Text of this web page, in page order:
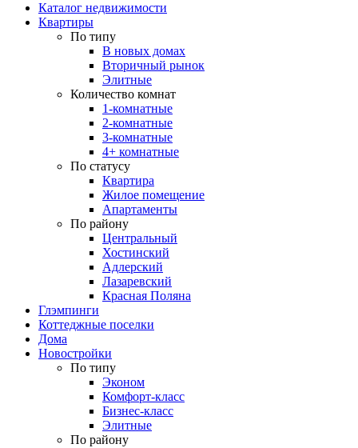
Каталог недвижимости
Квартиры
По типу
В новых домах
Вторичный рынок
Элитные
Количество комнат
1-комнатные
2-комнатные
3-комнатные
4+ комнатные
По статусу
Квартира
Жилое помещение
Апартаменты
По району
Центральный
Хостинский
Адлерский
Лазаревский
Красная Поляна
Глэмпинги
Коттеджные поселки
Дома
Новостройки
По типу
Эконом
Комфорт-класс
Бизнес-класс
Элитные
По району